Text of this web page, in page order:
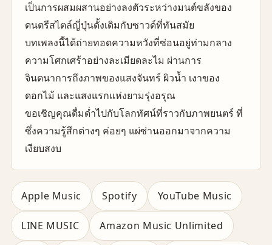
เป็นการผสมผสานอย่างลงตัวระหว่างมนต์ขลังของ
ดนตรีสไตล์ญี่ปุ่นดั้งเดิมกับซาวด์ที่ทันสมัย
บทเพลงนี้ได้ถ่ายทอดความหวังที่ซ่อนอยู่ท่ามกลาง
ความโศกเศร้าอย่างละเมียดละไม ผ่านการ
จินตนาการถึงภาพของแสงจันทร์ ผิวน้ำ เงาของ
ดอกไม้ และแสงแรกแห่งยามรุ่งอรุณ
ขอเชิญคุณดื่มด่ำไปกับโลกทัศน์ที่ราวกับภาพยนตร์ ที่
ซึ่งความรู้สึกต่างๆ ค่อยๆ แผ่ซ่านออกมาจากความ
เงียบสงบ
Apple Music Spotify YouTube Music
LINE MUSIC Amazon Music Unlimited